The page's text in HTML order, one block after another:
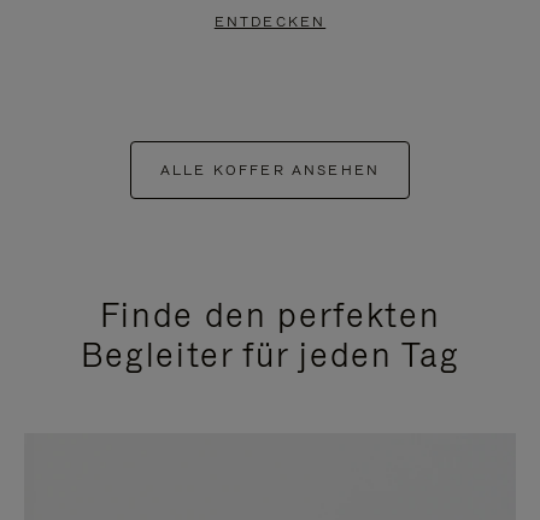
ENTDECKEN
ALLE KOFFER ANSEHEN
Finde den perfekten
Begleiter für jeden Tag